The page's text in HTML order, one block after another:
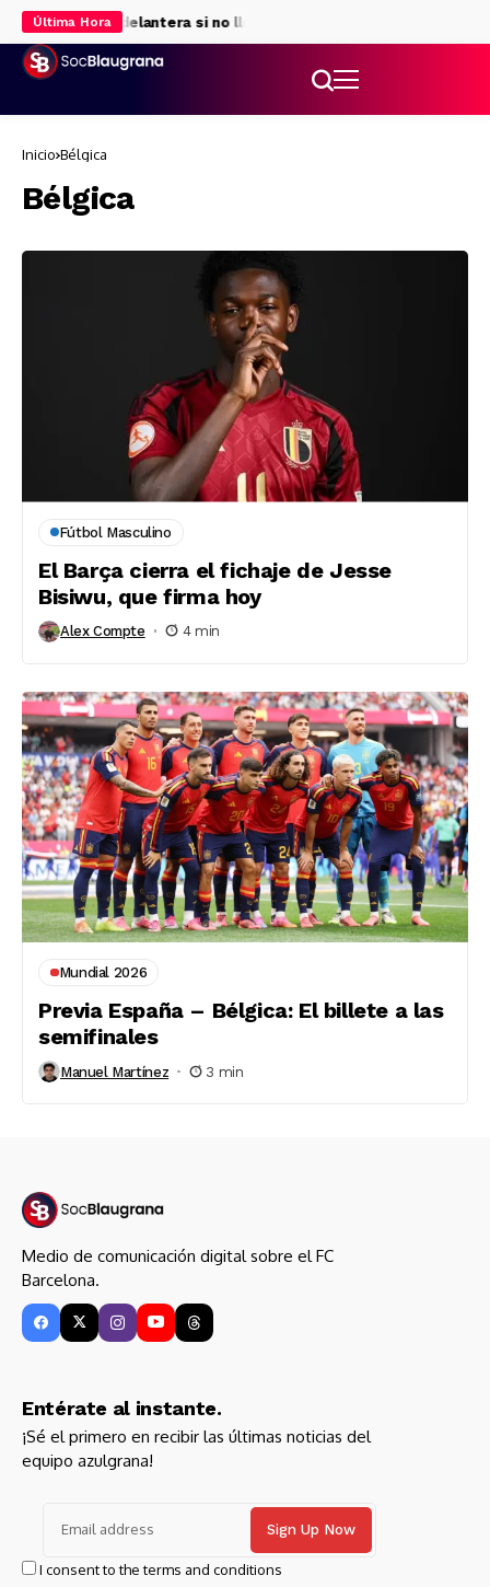
Última Hora
para la delantera si no llega Julián Álvarez
Inicio Bélgica
Bélgica
Fútbol Masculino
El Barça cierra el fichaje de Jesse
Bisiwu, que firma hoy
Alex Compte 4 min
Mundial 2026
Previa España – Bélgica: El billete a las
semifinales
Manuel Martínez 3 min
Medio de comunicación digital sobre el FC
Barcelona.
Entérate al instante.
¡Sé el primero en recibir las últimas noticias del
equipo azulgrana!
I consent to the terms and conditions